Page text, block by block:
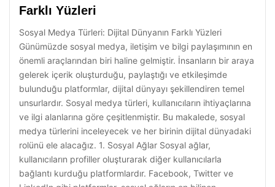
Farklı Yüzleri
Sosyal Medya Türleri: Dijital Dünyanın Farklı Yüzleri
Günümüzde sosyal medya, iletişim ve bilgi paylaşımının en
önemli araçlarından biri haline gelmiştir. İnsanların bir araya
gelerek içerik oluşturduğu, paylaştığı ve etkileşimde
bulunduğu platformlar, dijital dünyayı şekillendiren temel
unsurlardır. Sosyal medya türleri, kullanıcıların ihtiyaçlarına
ve ilgi alanlarına göre çeşitlenmiştir. Bu makalede, sosyal
medya türlerini inceleyecek ve her birinin dijital dünyadaki
rolünü ele alacağız. 1. Sosyal Ağlar Sosyal ağlar,
kullanıcıların profiller oluşturarak diğer kullanıcılarla
bağlantı kurduğu platformlardır. Facebook, Twitter ve